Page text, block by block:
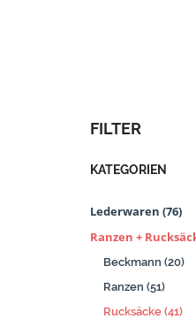
FILTER
KATEGORIEN
Lederwaren (76)
Ranzen +
Beckmann (20)
Ranzen (51)
Rucksäcke (41)